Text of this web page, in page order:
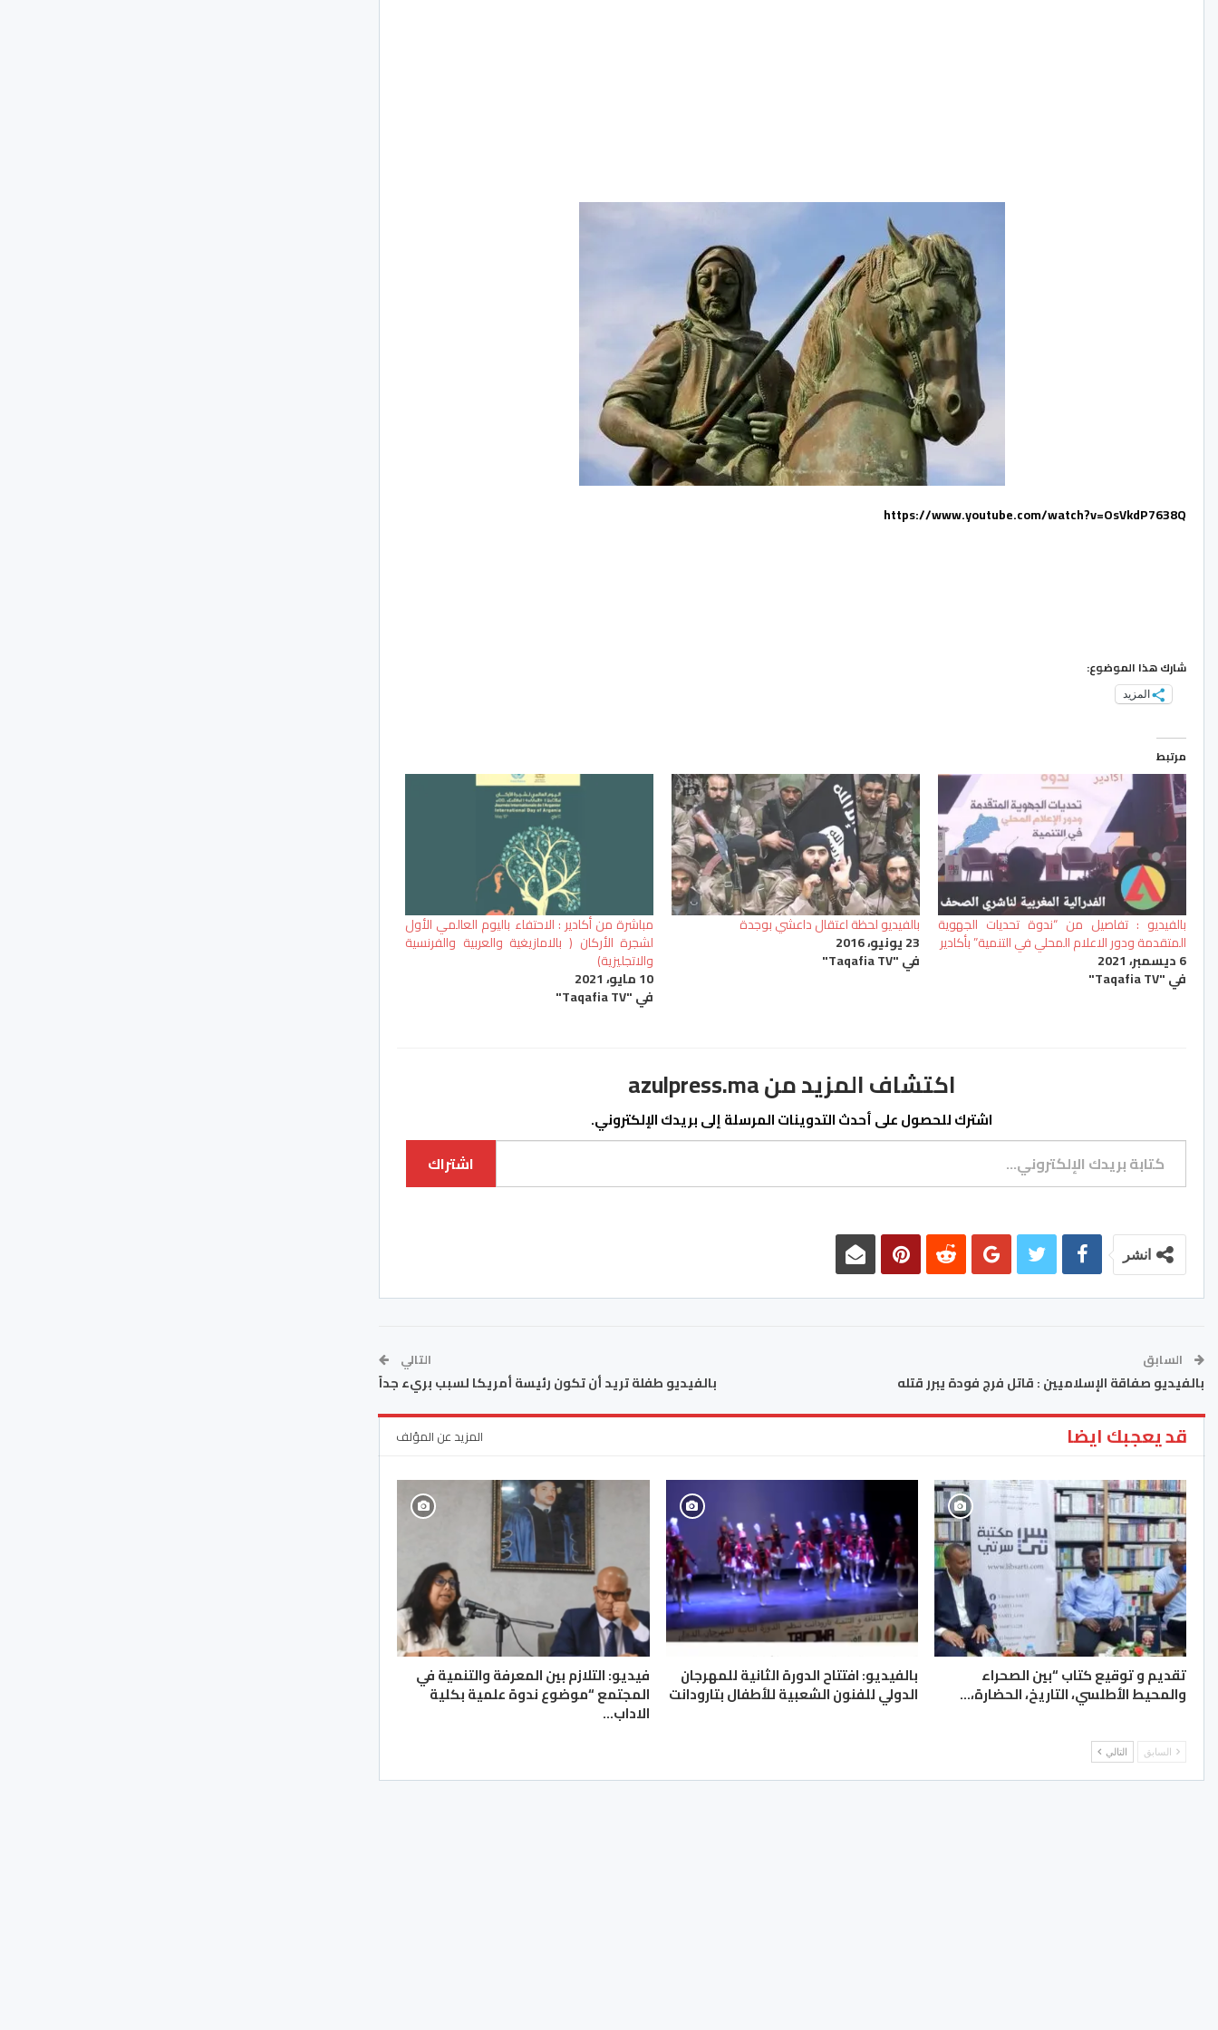
https://www.youtube.com/watch?v=OsVkdP7638Q
شارك هذا الموضوع:
المزيد
مرتبط
بالفيديو : تفاصيل من “ندوة تحديات الجهوية
المتقدمة ودور الاعلام المحلي في التنمية” بأكادير
6 ديسمبر، 2021
في "Taqafia TV"
بالفيديو لحظة اعتقال داعشي بوجدة
23 يونيو، 2016
في "Taqafia TV"
مباشرة من أكادير : الاحتفاء باليوم العالمي الأول
لشجرة الأركان ( بالامازيغية والعربية والفرنسية
والاتجليزية)
10 مايو، 2021
في "Taqafia TV"
اكتشاف المزيد من azulpress.ma
اشترك للحصول على أحدث التدوينات المرسلة إلى بريدك الإلكتروني.
كتابة بريدك الإلكتروني...
اشتراك
انشر
السابق
بالفيديو صفاقة الإسلاميين : قاتل فرج فودة يبرر قتله
التالي
بالفيديو طفلة تريد أن تكون رئيسة أمريكا لسبب بريء جداً
قد يعجبك ايضا المزيد عن المؤلف
تقديم و توقيع كتاب “بين الصحراء
والمحيط الأطلسي، التاريخ، الحضارة،…
بالفيديو: افتتاح الدورة الثانية للمهرجان
الدولي للفنون الشعبية للأطفال بتارودانت
فيديو: التلازم بين المعرفة والتنمية في
المجتمع “موضوع ندوة علمية بكلية
الاداب…
السابق التالي